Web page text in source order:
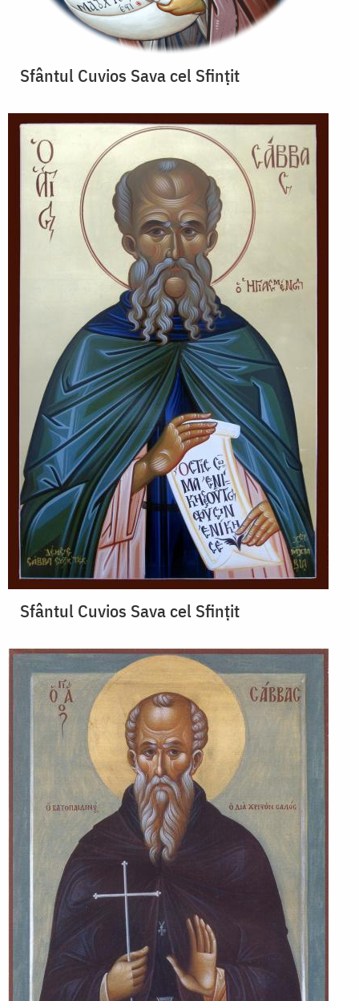
Sfântul Cuvios Sava cel Sfințit
Sfântul Cuvios Sava cel Sfințit